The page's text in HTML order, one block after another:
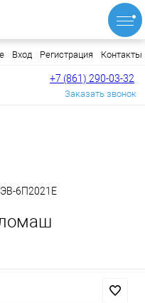
Вход Регистрация Контакты
+7 (861) 290-03-32
Заказать звонок
6П2021Е